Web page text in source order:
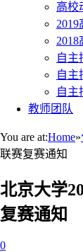
高校
自主
自主
自主
教师团队
You are at:Home»
联赛复赛通知
北京大学
复赛通知
0